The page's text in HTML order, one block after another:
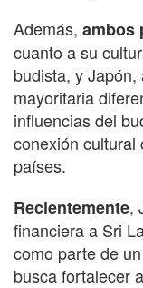
Además, ambos
cuanto a su
budista, y
mayoritaria
influencias del
conexión cultural
países.
Recientemente,
financiera a Sri
como parte de
busca fortalecer